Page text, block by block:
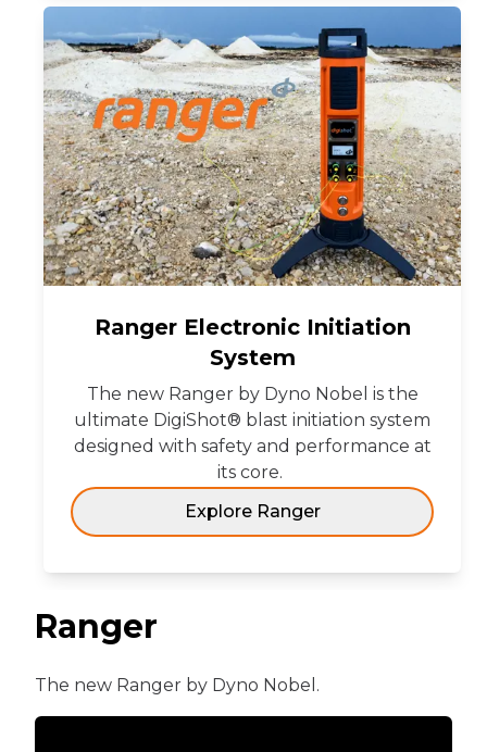
Ranger Electronic Initiation
System
The new Ranger by Dyno Nobel is the
ultimate DigiShot® blast initiation system
designed with safety and performance at
its core.
Explore Ranger
Ranger
The new Ranger by Dyno Nobel.